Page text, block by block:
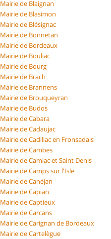
Mairie de Blaignan
Mairie de Blasimon
Mairie de Blésignac
Mairie de Bonnetan
Mairie de Bordeaux
Mairie de Bouliac
Mairie de Bourg
Mairie de Brach
Mairie de Brannens
Mairie de Brouqueyran
Mairie de Budos
Mairie de Cabara
Mairie de Cadaujac
Mairie de Cadillac en Fronsadais
Mairie de Cambes
Mairie de Camiac et Saint Denis
Mairie de Camps sur l'Isle
Mairie de Canéjan
Mairie de Capian
Mairie de Captieux
Mairie de Carcans
Mairie de Carignan de Bordeaux
Mairie de Cartelègue